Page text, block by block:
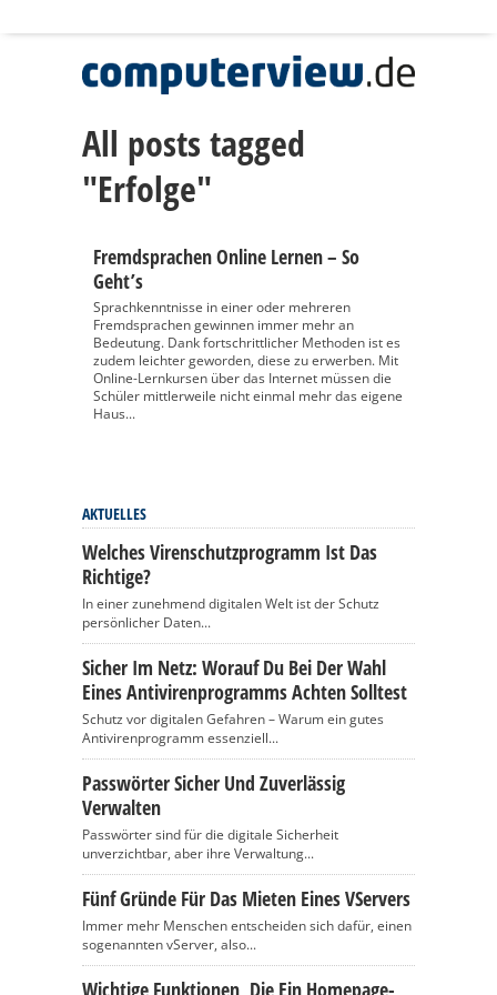
All posts tagged
"Erfolge"
Fremdsprachen Online Lernen – So
Geht’s
Sprachkenntnisse in einer oder mehreren
Fremdsprachen gewinnen immer mehr an
Bedeutung. Dank fortschrittlicher Methoden ist es
zudem leichter geworden, diese zu erwerben. Mit
Online-Lernkursen über das Internet müssen die
Schüler mittlerweile nicht einmal mehr das eigene
Haus...
AKTUELLES
Welches Virenschutzprogramm Ist Das
Richtige?
In einer zunehmend digitalen Welt ist der Schutz
persönlicher Daten...
Sicher Im Netz: Worauf Du Bei Der Wahl
Eines Antivirenprogramms Achten Solltest
Schutz vor digitalen Gefahren – Warum ein gutes
Antivirenprogramm essenziell...
Passwörter Sicher Und Zuverlässig
Verwalten
Passwörter sind für die digitale Sicherheit
unverzichtbar, aber ihre Verwaltung...
Fünf Gründe Für Das Mieten Eines VServers
Immer mehr Menschen entscheiden sich dafür, einen
sogenannten vServer, also...